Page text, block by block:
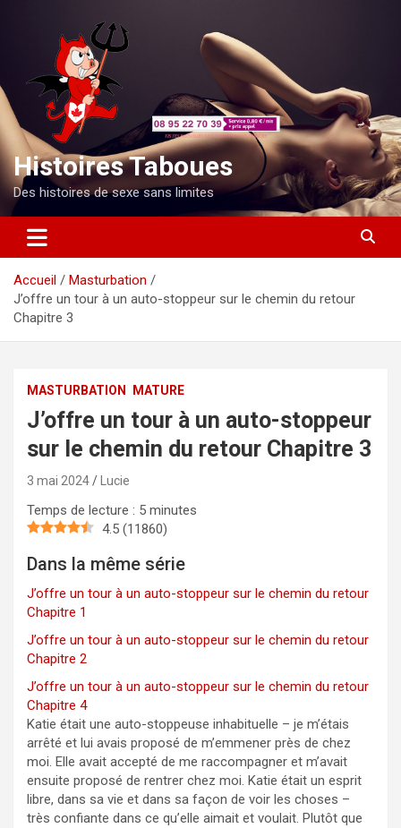
Histoires Taboues
Des histoires de sexe sans limites
Accueil
Masturbation
J’offre un tour à un auto-stoppeur sur le chemin du retour
Chapitre 3
MASTURBATION MATURE
J’offre un tour à un auto-stoppeur
sur le chemin du retour Chapitre 3
3 mai 2024 Lucie
Temps de lecture : 5 minutes
4.5 (11860)
Dans la même série
J’offre un tour à un auto-stoppeur sur le chemin du retour
Chapitre 1
J’offre un tour à un auto-stoppeur sur le chemin du retour
Chapitre 2
J’offre un tour à un auto-stoppeur sur le chemin du retour
Chapitre 4
Katie était une auto-stoppeuse inhabituelle – je m’étais
arrêté et lui avais proposé de m’emmener près de chez
moi. Elle avait accepté de me raccompagner et m’avait
ensuite proposé de rentrer chez moi. Katie était un esprit
libre, dans sa vie et dans sa façon de voir les choses –
très confiante dans ce qu’elle aimait et voulait. Plutôt que